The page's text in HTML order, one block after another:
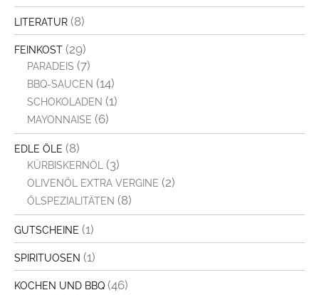
LITERATUR (8)
FEINKOST (29)
PARADEIS (7)
BBQ-SAUCEN (14)
SCHOKOLADEN (1)
MAYONNAISE (6)
EDLE ÖLE (8)
KÜRBISKERNÖL (3)
OLIVENÖL EXTRA VERGINE (2)
ÖLSPEZIALITÄTEN (8)
GUTSCHEINE (1)
SPIRITUOSEN (1)
KOCHEN UND BBQ (46)